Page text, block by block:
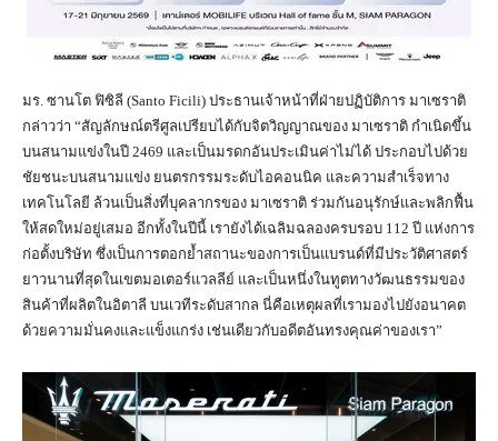
มร. ซานโต ฟิซิลี (Santo Ficili) ประธานเจ้าหน้าที่ฝ่ายปฏิบัติการ มาเซราติ
กล่าวว่า “สัญลักษณ์ตรีศูลเปรียบได้กับจิตวิญญาณของ มาเซราติ กำเนิดขึ้น
บนสนามแข่งในปี 2469 และเป็นมรดกอันประเมินค่าไม่ได้ ประกอบไปด้วย
ชัยชนะบนสนามแข่ง ยนตรกรรมระดับไอคอนนิค และความสำเร็จทาง
เทคโนโลยี ล้วนเป็นสิ่งที่บุคลากรของ มาเซราติ ร่วมกันอนุรักษ์และพลิกฟื้น
ให้สดใหม่อยู่เสมอ อีกทั้งในปีนี้ เรายังได้เฉลิมฉลองครบรอบ 112 ปี แห่งการ
ก่อตั้งบริษัท ซึ่งเป็นการตอกย้ำสถานะของการเป็นแบรนด์ที่มีประวัติศาสตร์
ยาวนานที่สุดในเขตมอเตอร์แวลลีย์ และเป็นหนึ่งในทูตทางวัฒนธรรมของ
สินค้าที่ผลิตในอิตาลี บนเวทีระดับสากล นี่คือเหตุผลที่เรามองไปยังอนาคต
ด้วยความมั่นคงและแข็งแกร่ง เช่นเดียวกับอดีตอันทรงคุณค่าของเรา”